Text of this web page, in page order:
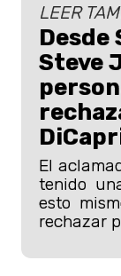
LEER
Desde
Steve
El
tenido
esto
rechazar